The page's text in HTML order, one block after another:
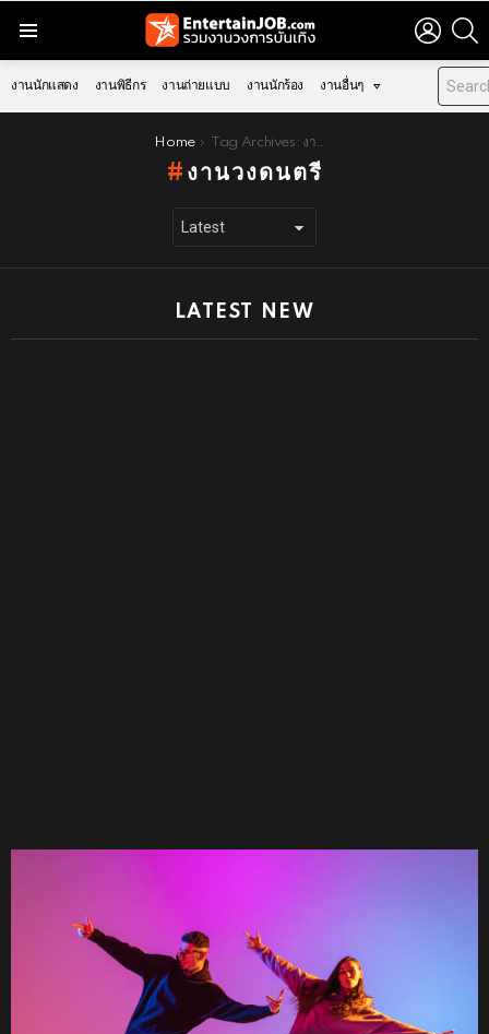
LOGIN
งานนักแสดง งานพิธีกร งานถ่ายแบบ งานนักร้อง งานอื่นๆ
Home Tag Archives: งานวงดนตรี
งานวงดนตรี
LATEST NEW